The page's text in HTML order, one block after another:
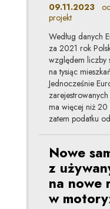
09.11.2023
projekt
Według danych
za 2021 rok
względem liczby
na tysiąc
Jednocześnie
ma więcej niż 20
zatem podatku
Nowe
z
na nowe
w